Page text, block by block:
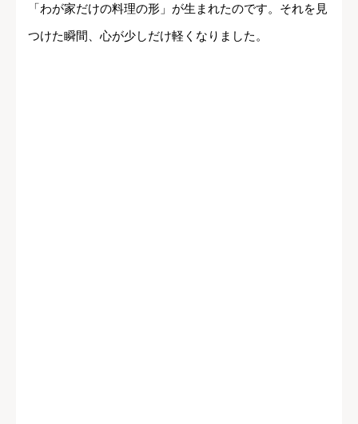
「わが家だけの料理の形」が生まれたのです。それを見
つけた瞬間、心が少しだけ軽くなりました。